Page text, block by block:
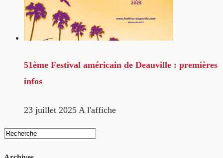
51ème Festival américain de Deauville : premières
infos
23 juillet 2025 A l'affiche